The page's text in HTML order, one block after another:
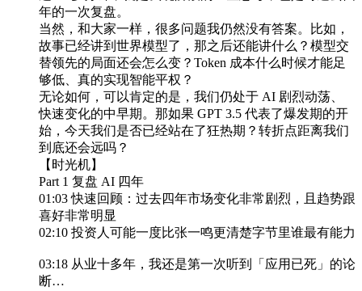
年的一次复盘。
当然，和大家一样，很多问题我仍然没有答案。比如，
故事已经讲到世界模型了，那之后还能讲什么？模型交
替领先的局面还会怎么变？Token 成本什么时候才能足
够低、真的实现智能平权？
无论如何，可以肯定的是，我们仍处于 AI 剧烈动荡、
快速变化的中早期。那如果 GPT 3.5 代表了爆发期的开
始，今天我们是否已经站在了狂热期？转折点距离我们
到底还会远吗？
【时光机】
Part 1 复盘 AI 四年
01:03 快速回顾：过去四年市场变化非常剧烈，且趋势跟
喜好非常明显
02:10 投资人可能一度比张一鸣更清楚字节里谁最有能力
03:18 从业十多年，我还是第一次听到「应用已死」的论
断…